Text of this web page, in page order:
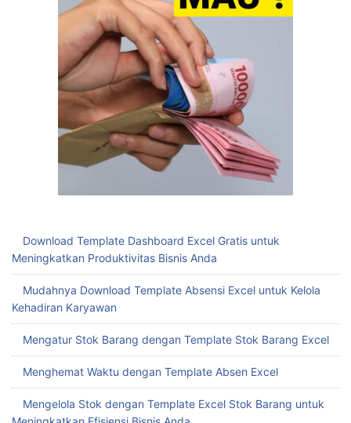
Download Template Dashboard Excel Gratis untuk
Meningkatkan Produktivitas Bisnis Anda
Mudahnya Download Template Absensi Excel untuk Kelola
Kehadiran Karyawan
Mengatur Stok Barang dengan Template Stok Barang Excel
Menghemat Waktu dengan Template Absen Excel